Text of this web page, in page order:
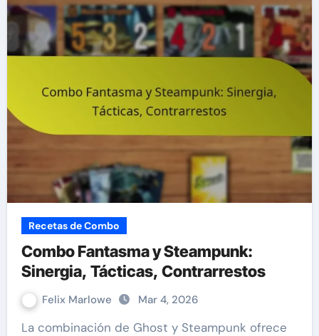
Recetas de Combo
Combo Fantasma y Steampunk:
Sinergia, Tácticas, Contrarrestos
Felix Marlowe Mar 4, 2026
La combinación de Ghost y Steampunk ofrece